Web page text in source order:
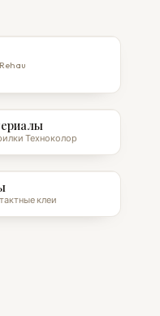
Техноколор
клеи